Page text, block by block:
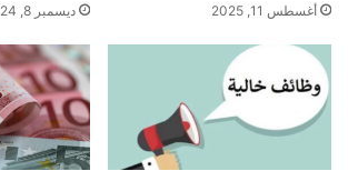
أغسطس 11, 2025 ديسمبر 8, 2024